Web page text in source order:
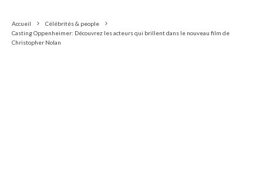
Accueil
Célébrités & people
Casting Oppenheimer: Découvrez les acteurs qui brillent dans le nouveau film de
Christopher Nolan